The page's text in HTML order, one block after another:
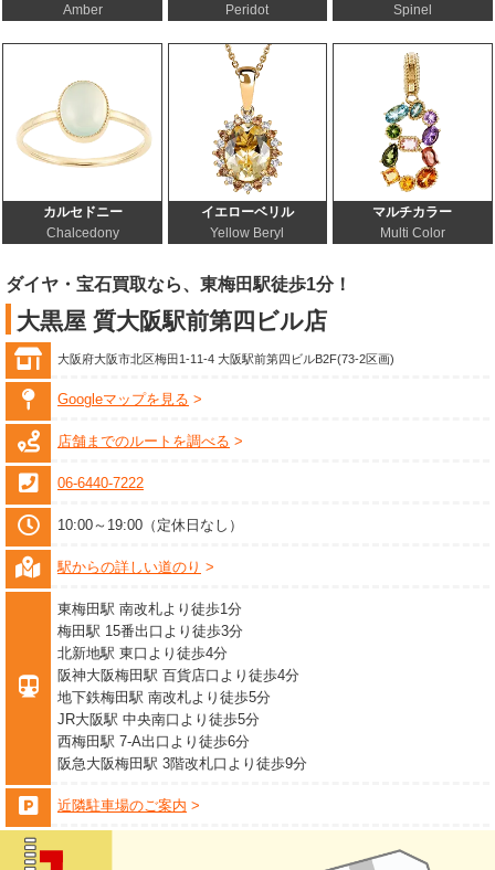
Amber
Peridot
Spinel
カルセドニー
Chalcedony
イエローベリル
Yellow Beryl
マルチカラー
Multi Color
ダイヤ・宝石買取なら、東梅田駅徒歩1分！
大黒屋 質大阪駅前第四ビル店
大阪府大阪市北区梅田1-11-4 大阪駅前第四ビルB2F(73-2区画)
Googleマップを見る
店舗までのルートを調べる
06-6440-7222
10:00～19:00（定休日なし）
駅からの詳しい道のり
東梅田駅 南改札より徒歩1分
梅田駅 15番出口より徒歩3分
北新地駅 東口より徒歩4分
阪神大阪梅田駅 百貨店口より徒歩4分
地下鉄梅田駅 南改札より徒歩5分
JR大阪駅 中央南口より徒歩5分
西梅田駅 7-A出口より徒歩6分
阪急大阪梅田駅 3階改札口より徒歩9分
近隣駐車場のご案内